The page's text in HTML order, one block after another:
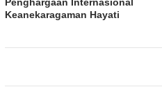
Keanekaragaman Hayati